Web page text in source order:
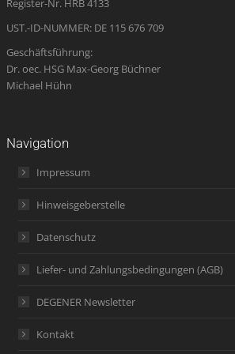
Register-Nr. HRB 4133
UST.-ID-NUMMER: DE 115 676 709
Geschäftsführung:
Dr. oec. HSG Max-Georg Büchner
Michael Hühn
Navigation
Impressum
Hinweisgeberstelle
Datenschutz
Liefer- und Zahlungsbedingungen (AGB)
DEGENER Newsletter
Kontakt